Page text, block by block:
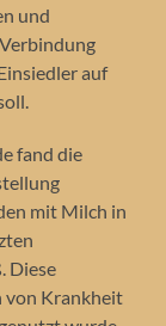
und
auf
fand die
mit Milch in
Diese
von Krankheit